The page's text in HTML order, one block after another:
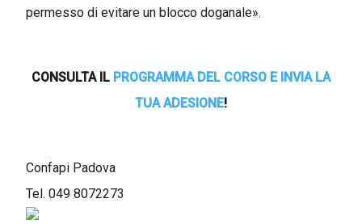
permesso di evitare un blocco doganale».
CONSULTA IL PROGRAMMA DEL CORSO E INVIA LA
TUA ADESIONE!
Confapi Padova
Tel. 049 8072273